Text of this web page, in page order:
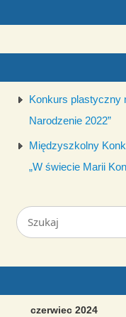
Konkurs plastyczny
Narodzenie 2022”
Międzyszkolny
„W świecie Marii
czerwiec 2024